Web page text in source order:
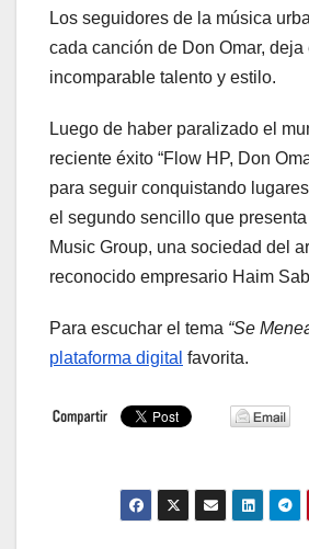
Los seguidores de la música
cada canción de Don Omar,
incomparable talento y estilo.
Luego de haber paralizado el
reciente éxito “Flow HP, Don
para seguir conquistando
el segundo sencillo que
Music Group, una sociedad del
reconocido empresario Haim
Para escuchar el tema “Se
plataforma digital favorita.